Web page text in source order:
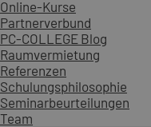
Online-Kurse
Partnerverbund
PC-COLLEGE Blog
Raumvermietung
Referenzen
Schulungsphilosophie
Seminarbeurteilungen
Team